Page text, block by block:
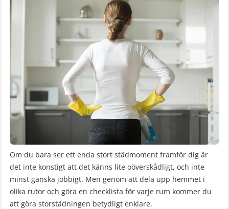
Om du bara ser ett enda stort städmoment framför dig är
det inte konstigt att det känns lite oöverskådligt, och inte
minst ganska jobbigt. Men genom att dela upp hemmet i
olika rutor och göra en checklista för varje rum kommer du
att göra storstädningen betydligt enklare.